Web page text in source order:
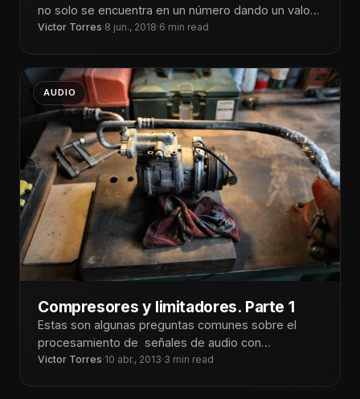
no solo se encuentra en un número dando un valor
a
Victor Torres·8 jun., 2018·6 min read
AUDIO
Compresores y limitadores. Parte 1
Estas son algunas preguntas comunes sobre el
procesamiento de señales de audio con
Victor Torres·10 abr., 2013·3 min read